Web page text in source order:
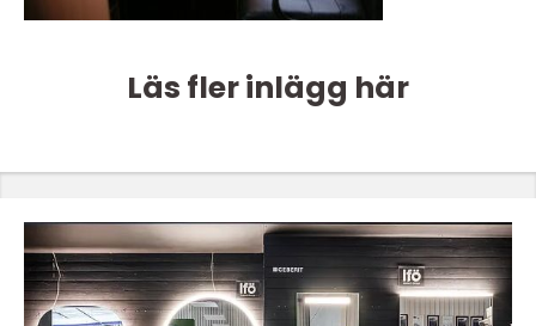
Läs fler inlägg här